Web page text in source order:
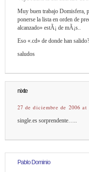
Muy buen trabajo Domisfera,
ponerse la lista en orden de
alcanzado» estÃ¡ de mÃ¡s..
Eso «.cd» de donde han
saludos
nixte
27 de diciembre de 2006 at
single.es sorprendente…..
Pablo Dominio